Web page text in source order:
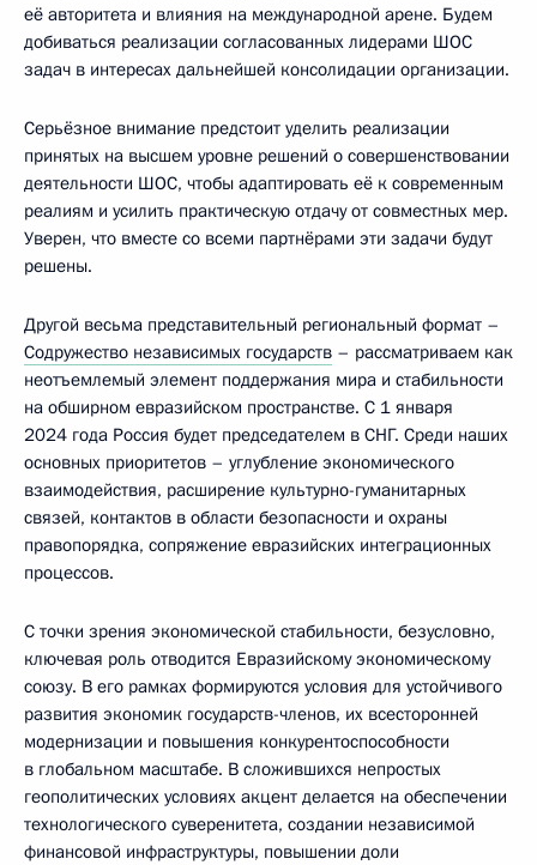
её авторитета и влияния на международной арене. Будем
добиваться реализации согласованных лидерами ШОС
задач в интересах дальнейшей консолидации организации.
Серьёзное внимание предстоит уделить реализации
принятых на высшем уровне решений о совершенствовании
деятельности ШОС, чтобы адаптировать её к современным
реалиям и усилить практическую отдачу от совместных мер.
Уверен, что вместе со всеми партнёрами эти задачи будут
решены.
Другой весьма представительный региональный формат –
Содружество независимых государств – рассматриваем как
неотъемлемый элемент поддержания мира и стабильности
на обширном евразийском пространстве. С 1 января
2024 года Россия будет председателем в СНГ. Среди наших
основных приоритетов – углубление экономического
взаимодействия, расширение культурно-гуманитарных
связей, контактов в области безопасности и охраны
правопорядка, сопряжение евразийских интеграционных
процессов.
С точки зрения экономической стабильности, безусловно,
ключевая роль отводится Евразийскому экономическому
союзу. В его рамках формируются условия для устойчивого
развития экономик государств-членов, их всесторонней
модернизации и повышения конкурентоспособности
в глобальном масштабе. В сложившихся непростых
геополитических условиях акцент делается на обеспечении
технологического суверенитета, создании независимой
финансовой инфраструктуры, повышении доли